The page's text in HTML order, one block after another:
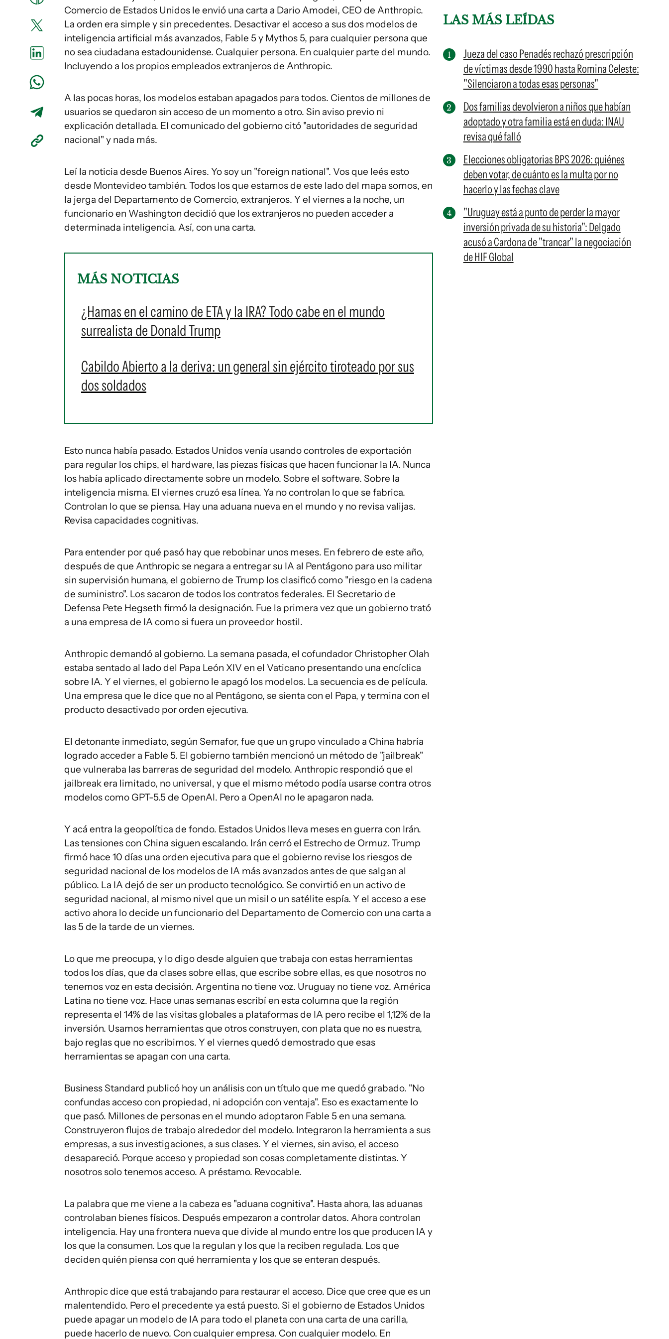
Comercio de Estados Unidos le envió una carta a Dario Amodei, CEO de Anthropic.
La orden era simple y sin precedentes. Desactivar el acceso a sus dos modelos de
inteligencia artificial más avanzados, Fable 5 y Mythos 5, para cualquier persona que
no sea ciudadana estadounidense. Cualquier persona. En cualquier parte del mundo.
Incluyendo a los propios empleados extranjeros de Anthropic.
A las pocas horas, los modelos estaban apagados para todos. Cientos de millones de
usuarios se quedaron sin acceso de un momento a otro. Sin aviso previo ni
explicación detallada. El comunicado del gobierno citó "autoridades de seguridad
nacional" y nada más.
Leí la noticia desde Buenos Aires. Yo soy un "foreign national". Vos que leés esto
desde Montevideo también. Todos los que estamos de este lado del mapa somos, en
la jerga del Departamento de Comercio, extranjeros. Y el viernes a la noche, un
funcionario en Washington decidió que los extranjeros no pueden acceder a
determinada inteligencia. Así, con una carta.
MÁS NOTICIAS
¿Hamas en el camino de ETA y la IRA? Todo cabe en el mundo
surrealista de Donald Trump
Cabildo Abierto a la deriva: un general sin ejército tiroteado por sus
dos soldados
Esto nunca había pasado. Estados Unidos venía usando controles de exportación
para regular los chips, el hardware, las piezas físicas que hacen funcionar la IA. Nunca
los había aplicado directamente sobre un modelo. Sobre el software. Sobre la
inteligencia misma. El viernes cruzó esa línea. Ya no controlan lo que se fabrica.
Controlan lo que se piensa. Hay una aduana nueva en el mundo y no revisa valijas.
Revisa capacidades cognitivas.
Para entender por qué pasó hay que rebobinar unos meses. En febrero de este año,
después de que Anthropic se negara a entregar su IA al Pentágono para uso militar
sin supervisión humana, el gobierno de Trump los clasificó como "riesgo en la cadena
de suministro". Los sacaron de todos los contratos federales. El Secretario de
Defensa Pete Hegseth firmó la designación. Fue la primera vez que un gobierno trató
a una empresa de IA como si fuera un proveedor hostil.
Anthropic demandó al gobierno. La semana pasada, el cofundador Christopher Olah
estaba sentado al lado del Papa León XIV en el Vaticano presentando una encíclica
sobre IA. Y el viernes, el gobierno le apagó los modelos. La secuencia es de película.
Una empresa que le dice que no al Pentágono, se sienta con el Papa, y termina con el
producto desactivado por orden ejecutiva.
El detonante inmediato, según Semafor, fue que un grupo vinculado a China habría
logrado acceder a Fable 5. El gobierno también mencionó un método de "jailbreak"
que vulneraba las barreras de seguridad del modelo. Anthropic respondió que el
jailbreak era limitado, no universal, y que el mismo método podía usarse contra otros
modelos como GPT-5.5 de OpenAI. Pero a OpenAI no le apagaron nada.
Y acá entra la geopolítica de fondo. Estados Unidos lleva meses en guerra con Irán.
Las tensiones con China siguen escalando. Irán cerró el Estrecho de Ormuz. Trump
firmó hace 10 días una orden ejecutiva para que el gobierno revise los riesgos de
seguridad nacional de los modelos de IA más avanzados antes de que salgan al
público. La IA dejó de ser un producto tecnológico. Se convirtió en un activo de
seguridad nacional, al mismo nivel que un misil o un satélite espía. Y el acceso a ese
activo ahora lo decide un funcionario del Departamento de Comercio con una carta a
las 5 de la tarde de un viernes.
Lo que me preocupa, y lo digo desde alguien que trabaja con estas herramientas
todos los días, que da clases sobre ellas, que escribe sobre ellas, es que nosotros no
tenemos voz en esta decisión. Argentina no tiene voz. Uruguay no tiene voz. América
Latina no tiene voz. Hace unas semanas escribí en esta columna que la región
representa el 14% de las visitas globales a plataformas de IA pero recibe el 1,12% de la
inversión. Usamos herramientas que otros construyen, con plata que no es nuestra,
bajo reglas que no escribimos. Y el viernes quedó demostrado que esas
herramientas se apagan con una carta.
Business Standard publicó hoy un análisis con un título que me quedó grabado. "No
confundas acceso con propiedad, ni adopción con ventaja". Eso es exactamente lo
que pasó. Millones de personas en el mundo adoptaron Fable 5 en una semana.
Construyeron flujos de trabajo alrededor del modelo. Integraron la herramienta a sus
empresas, a sus investigaciones, a sus clases. Y el viernes, sin aviso, el acceso
desapareció. Porque acceso y propiedad son cosas completamente distintas. Y
nosotros solo tenemos acceso. A préstamo. Revocable.
La palabra que me viene a la cabeza es "aduana cognitiva". Hasta ahora, las aduanas
controlaban bienes físicos. Después empezaron a controlar datos. Ahora controlan
inteligencia. Hay una frontera nueva que divide al mundo entre los que producen IA y
los que la consumen. Los que la regulan y los que la reciben regulada. Los que
deciden quién piensa con qué herramienta y los que se enteran después.
Anthropic dice que está trabajando para restaurar el acceso. Dice que cree que es un
malentendido. Pero el precedente ya está puesto. Si el gobierno de Estados Unidos
puede apagar un modelo de IA para todo el planeta con una carta de una carilla,
puede hacerlo de nuevo. Con cualquier empresa. Con cualquier modelo. En
LAS MÁS LEÍDAS
Jueza del caso Penadés rechazó prescripción
de víctimas desde 1990 hasta Romina Celeste:
"Silenciaron a todas esas personas"
Dos familias devolvieron a niños que habían
adoptado y otra familia está en duda: INAU
revisa qué falló
Elecciones obligatorias BPS 2026: quiénes
deben votar, de cuánto es la multa por no
hacerlo y las fechas clave
"Uruguay está a punto de perder la mayor
inversión privada de su historia": Delgado
acusó a Cardona de "trancar" la negociación
de HIF Global